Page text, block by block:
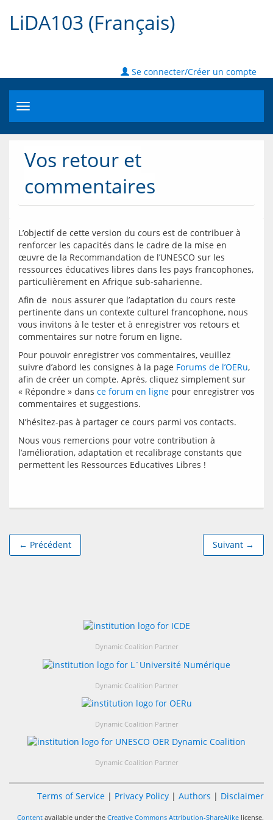
LiDA103 (Français)
Se connecter/Créer un compte
Toggle
navigation
Vos retour et
commentaires
L’objectif de cette version du cours est de contribuer à
renforcer les capacités dans le cadre de la mise en
œuvre de la Recommandation de l’UNESCO sur les
ressources éducatives libres dans les pays francophones,
Afin de  nous assurer que l’adaptation du cours reste
pertinente dans un contexte culturel francophone, nous
vous invitons à le tester et à enregistrer vos retours et
Pour pouvoir enregistrer vos commentaires, veuillez
suivre d’abord les consignes à la page Forums de l’OERu,
afin de créer un compte. Après, cliquez simplement sur
« Répondre » dans ce forum en ligne pour enregistrer vos
Nous vous remercions pour votre contribution à
l’amélioration, adaptation et recalibrage constants que
← Précédent Suivant →
Dynamic Coalition Partner
Dynamic Coalition Partner
Dynamic Coalition Partner
Dynamic Coalition Partner
Terms of Service | Privacy Policy | Authors | Disclaimer
Content available under the Creative Commons Attribution-ShareAlike license.